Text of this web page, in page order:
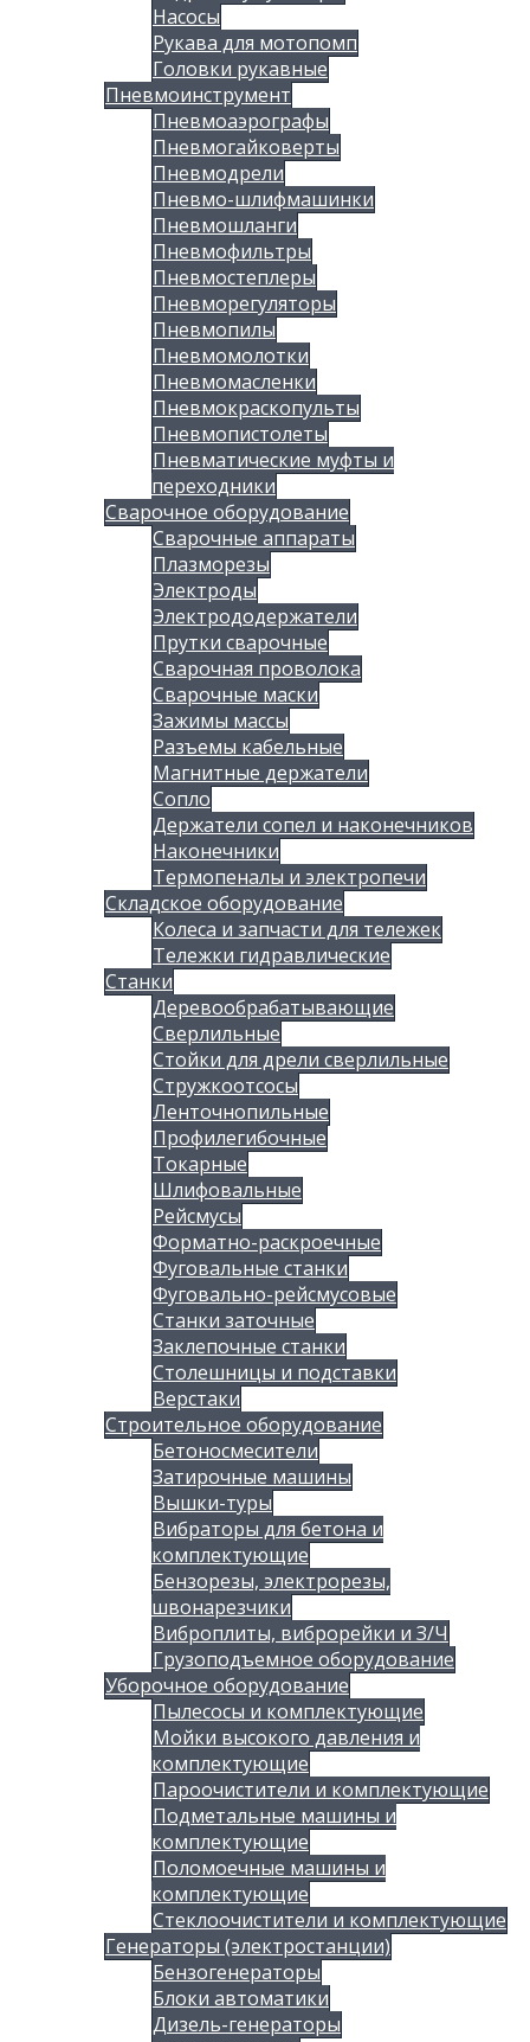
Насосы
Рукава для мотопомп
Головки рукавные
Пневмоинструмент
Пневмоаэрографы
Пневмогайковерты
Пневмодрели
Пневмо-шлифмашинки
Пневмошланги
Пневмофильтры
Пневмостеплеры
Пневморегуляторы
Пневмопилы
Пневмомолотки
Пневмомасленки
Пневмокраскопульты
Пневмопистолеты
Пневматические муфты и
переходники
Сварочное оборудование
Сварочные аппараты
Плазморезы
Электроды
Электрододержатели
Прутки сварочные
Сварочная проволока
Сварочные маски
Зажимы массы
Разъемы кабельные
Магнитные держатели
Сопло
Держатели сопел и наконечников
Наконечники
Термопеналы и электропечи
Складское оборудование
Колеса и запчасти для тележек
Тележки гидравлические
Станки
Деревообрабатывающие
Сверлильные
Стойки для дрели сверлильные
Стружкоотсосы
Ленточнопильные
Профилегибочные
Токарные
Шлифовальные
Рейсмусы
Форматно-раскроечные
Фуговальные станки
Фуговально-рейсмусовые
Станки заточные
Заклепочные станки
Столешницы и подставки
Верстаки
Строительное оборудование
Бетоносмесители
Затирочные машины
Вышки-туры
Вибраторы для бетона и
комплектующие
Бензорезы, электрорезы,
швонарезчики
Виброплиты, виброрейки и З/Ч
Грузоподъемное оборудование
Уборочное оборудование
Пылесосы и комплектующие
Мойки высокого давления и
комплектующие
Пароочистители и комплектующие
Подметальные машины и
комплектующие
Поломоечные машины и
комплектующие
Стеклоочистители и комплектующие
Генераторы (электростанции)
Бензогенераторы
Блоки автоматики
Дизель-генераторы